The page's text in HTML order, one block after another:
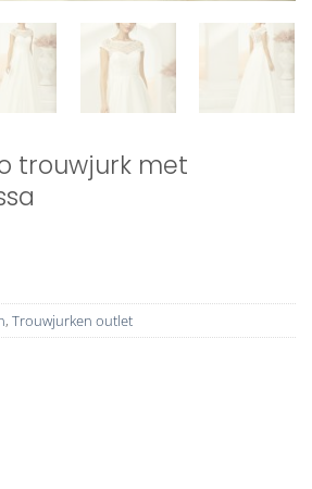
trouwjurk met
, Trouwjurken outlet